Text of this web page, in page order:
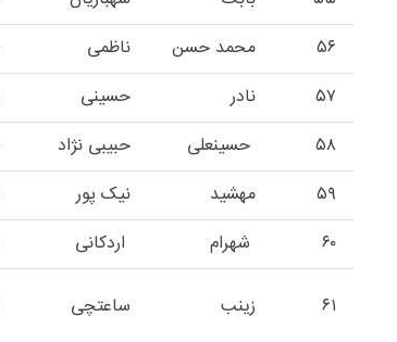
۵۶
محمد حسن ناظمی
۵۷
نادر حسینی
۵۸
حسینعلی حبیبی نژاد
۵۹
مهشید نیک پور
۶۰
شهرام اردکانی
۶۱ زینب ساعتچی